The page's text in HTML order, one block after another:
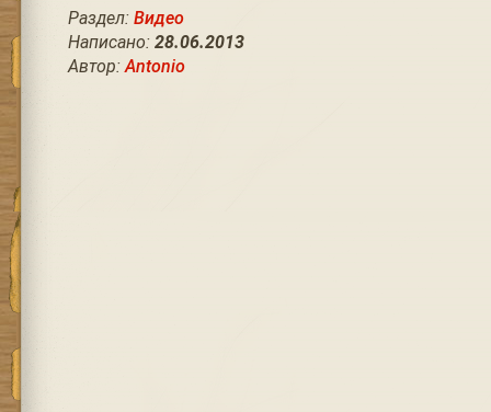
Раздел: Видео
Написано: 28.06.2013
Автор:Antonio